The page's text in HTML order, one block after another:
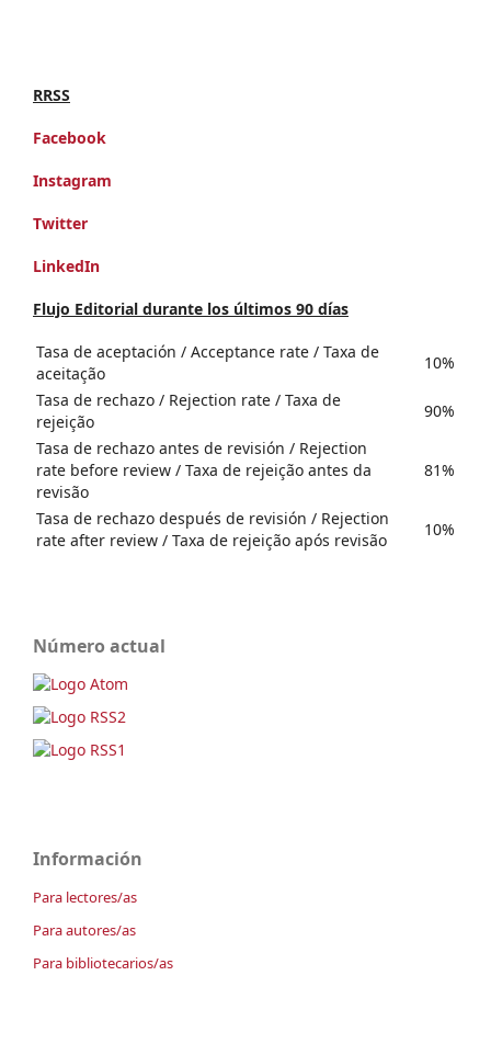
RRSS
Facebook
Instagram
Twitter
LinkedIn
Flujo Editorial durante los últimos 90 días
Tasa de aceptación / Acceptance rate / Taxa de
aceitação
10%
Tasa de rechazo / Rejection rate / Taxa de
rejeição
90%
Tasa de rechazo antes de revisión / Rejection
rate before review / Taxa de rejeição antes da
revisão
81%
Tasa de rechazo después de revisión / Rejection
rate after review / Taxa de rejeição após revisão
10%
Número actual
Información
Para lectores/as
Para autores/as
Para bibliotecarios/as